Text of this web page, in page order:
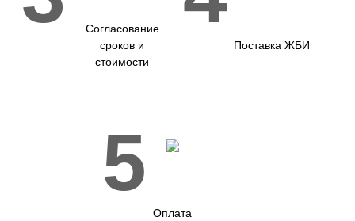
Согласование
сроков и
стоимости
Поставка ЖБИ
5
Оплата